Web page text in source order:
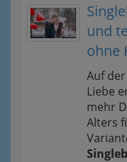
und
ohne
Auf
Liebe
mehr
Alters